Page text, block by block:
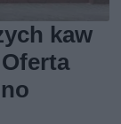
kaw